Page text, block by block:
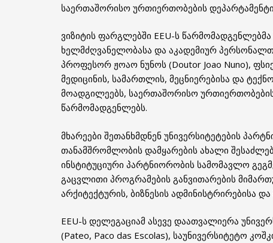
საერთაშორისო ურთიერთობების
ვიზიტის ფარგლებში EEU-ს
ხელმძღვანელობასა და აკადემიურ
პროფესორ ჟოაო ნუნოს (Doutor Joao Nuno),
მედიცინის, სამართლის, მეცნიერებისა და
მოადგილეებს, საერთაშორისო
წარმომადგენლებს.
მხარეები შეთანხმდნენ უნივერსიტეტების
თანამშრომლობის დამყარების ახალი
ინსტიტუციური პარტნიორობის სამომავლო
გაცვლითი პროგრამების განვითარების
არქიტექტურის, ბიზნესის ადმინისტრირებისა
EEU-ს დელეგაციამ ასევე დაათვალიერა
(Pateo, Paco das Escolas), საუნივერსიტეტო